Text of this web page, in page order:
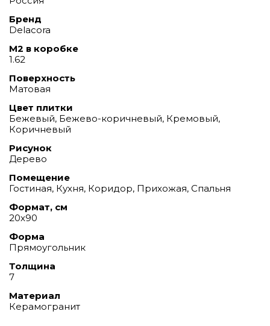
Бренд
Delacora
М2 в коробке
1.62
Поверхность
Матовая
Цвет плитки
Бежевый, Бежево-коричневый, Кремовый,
Коричневый
Рисунок
Дерево
Помещение
Гостиная, Кухня, Коридор, Прихожая, Спальня
Формат, см
20х90
Форма
Прямоугольник
Толщина
7
Материал
Керамогранит